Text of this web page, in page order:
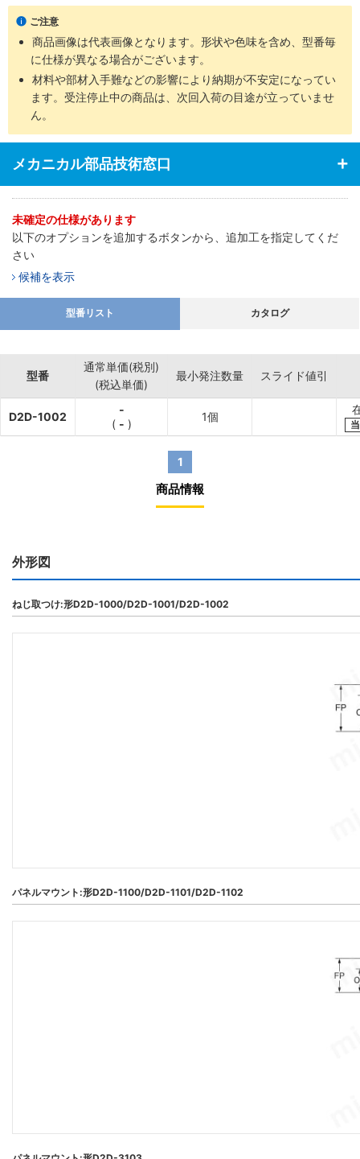
意。
・主な用途はOA機器（複写機、プリンタ）と電源装置。
ご注意
商品画像は代表画像となります。形状や色味を含め、型番毎
に仕様が異なる場合がございます。
材料や部材入手難などの影響により納期が不安定になってい
ます。受注停止中の商品は、次回入荷の目途が立っていませ
ん。
メカニカル部品技術窓口
未確定の仕様があります
以下のオプションを追加するボタンから、追加工を指定してくだ
さい
候補を表示
型番リスト カタログ
型番
通常単価(税別)
(税込単価)
最小発注数量 スライド値引
D2D-1002
-
( - )
1個
1
商品情報
外形図
ねじ取つけ:形D2D-1000/D2D-1001/D2D-1002
パネルマウント:形D2D-1100/D2D-1101/D2D-1102